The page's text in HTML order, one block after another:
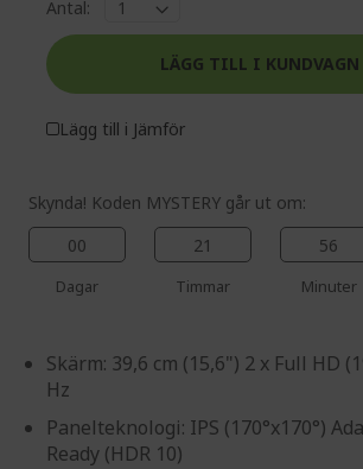
Skynda! Koden MYSTERY går ut om:
00
Dagar
21
Timmar
56
Minuter
Skärm: 39,6 cm (15,6") 2 x Full HD
Hz
Panelteknologi: IPS (170°x170°)
Ready (HDR 10)
Antal:
LÄGG TILL I KUNDVAGN
Lägg till i Jämför